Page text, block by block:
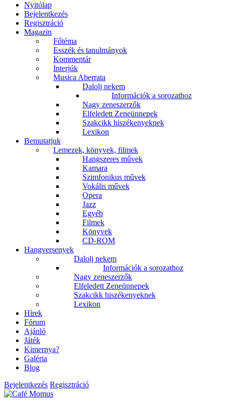
Nyitólap
Bejelentkezés
Regisztráció
Magazin
Főtéma
Esszék és tanulmányok
Kommentár
Interjúk
Musica Aberrata
Dalolj nekem
Információk a sorozathoz
Nagy zeneszerzők
Elfeledett Zeneünnepek
Szakcikk hiszékenyeknek
Lexikon
Bemutatjuk
Lemezek, könyvek, filmek
Hangszeres művek
Kamara
Szimfonikus művek
Vokális művek
Opera
Jazz
Egyéb
Filmek
Könyvek
CD-ROM
Hangversenyek
Dalolj nekem
Információk a sorozathoz
Nagy zeneszerzők
Elfeledett Zeneünnepek
Szakcikk hiszékenyeknek
Lexikon
Hírek
Fórum
Ajánló
Játék
Kimernya?
Galéria
Blog
Bejelentkezés Regisztráció